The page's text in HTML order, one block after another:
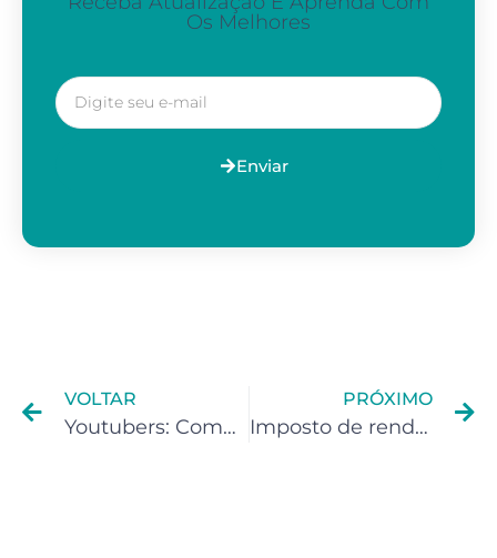
Os Melhores
Enviar
VOLTAR
Youtubers: Como funciona a tributação?
PRÓXIMO
Imposto de renda em Duque de Caxias